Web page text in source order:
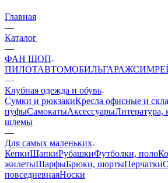
Главная
—
Каталог
—
ФАН ШОП
ПИЛОТАВТОМОБИЛЬГАРАЖ
—
Клубная одежда и обувь
Сумки и рюкзакиКресла офисные и
пуфыСамокатыАксессуарыЛитература,
шлемы
—
Для самых маленьких
КепкиШапкиРубашкиФутболки, поло
жилетыШарфыБрюки, шортыПерчатки
повседневнаяНоски